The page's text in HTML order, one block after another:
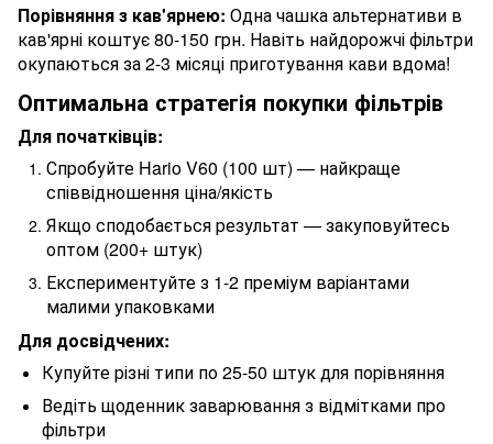
Порівняння з кав'ярнею: Одна чашка альтернативи в
кав'ярні коштує 80-150 грн. Навіть найдорожчі фільтри
окупаються за 2-3 місяці приготування кави вдома!
Оптимальна стратегія покупки фільтрів
Для початківців:
Спробуйте Hario V60 (100 шт) — найкраще
співвідношення ціна/якість
Якщо сподобається результат — закуповуйтесь
оптом (200+ штук)
Експериментуйте з 1-2 преміум варіантами
малими упаковками
Для досвідчених:
Купуйте різні типи по 25-50 штук для порівняння
Ведіть щоденник заварювання з відмітками про
фільтри